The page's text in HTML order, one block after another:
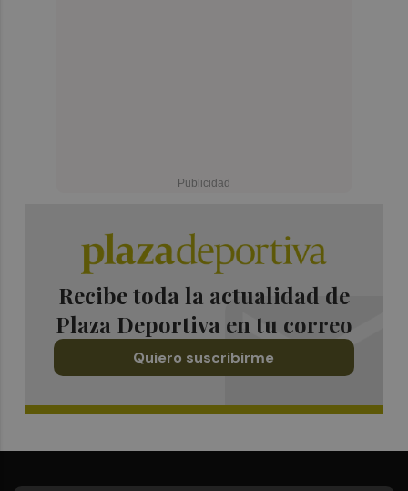
Recibe toda la actualidad de
Plaza Deportiva en tu correo
Quiero suscribirme